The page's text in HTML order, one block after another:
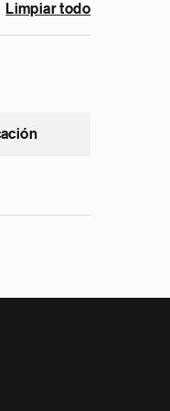
Limpiar todo